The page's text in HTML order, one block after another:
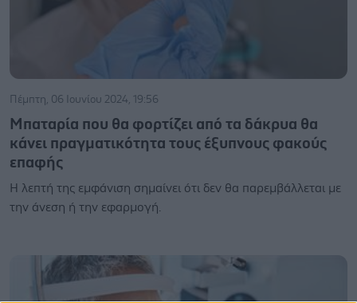
Πέμπτη, 06 Ιουνίου 2024, 19:56
Μπαταρία που θα φορτίζει από τα δάκρυα θα
κάνει πραγματικότητα τους έξυπνους φακούς
επαφής
Η λεπτή της εμφάνιση σημαίνει ότι δεν θα παρεμβάλλεται με
την άνεση ή την εφαρμογή.